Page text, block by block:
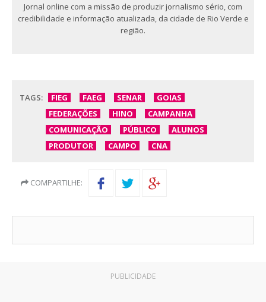
Jornal online com a missão de produzir jornalismo sério, com
credibilidade e informação atualizada, da cidade de Rio Verde e
região.
TAGS: FIEG FAEG SENAR
GOIAS
FEDERAÇÕES
HINO
CAMPANHA
COMUNICAÇÃO
PÚBLICO
ALUNOS
PRODUTOR
CAMPO CNA
COMPARTILHE:
PUBLICIDADE